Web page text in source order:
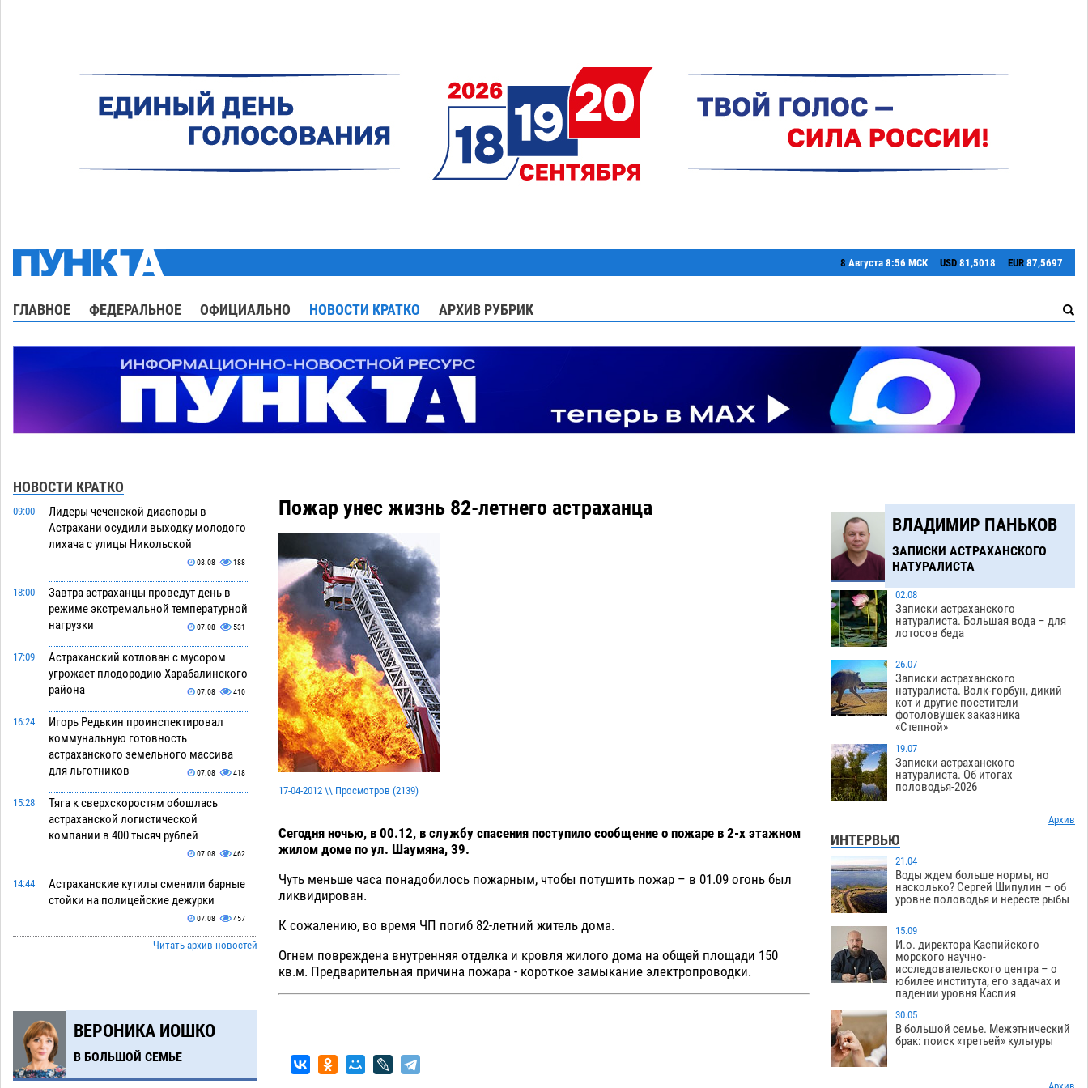
8 Августа 8:56 МСК USD 81,5018 EUR 87,5697
ГЛАВНОЕ ФЕДЕРАЛЬНОЕ ОФИЦИАЛЬНО НОВОСТИ КРАТКО АРХИВ РУБРИК
НОВОСТИ КРАТКО
09:00
Лидеры чеченской диаспоры в
Астрахани осудили выходку молодого
лихача с улицы Никольской
08.08 188
18:00
Завтра астраханцы проведут день в
режиме экстремальной температурной
нагрузки
07.08 531
17:09
Астраханский котлован с мусором
угрожает плодородию Харабалинского
района
07.08 410
16:24
Игорь Редькин проинспектировал
коммунальную готовность
астраханского земельного массива
для льготников
07.08 418
15:28
Тяга к сверхскоростям обошлась
астраханской логистической
компании в 400 тысяч рублей
07.08 462
14:44
Астраханские кутилы сменили барные
стойки на полицейские дежурки
07.08 457
С 11 августа астраханские водоемы
13:29
Астраханский аэропорт попробует
отбиться от ворон в апелляционном
суде
12:53
Астраханские археологи откопали
Читать архив новостей
ВЕРОНИКА ИОШКО
В БОЛЬШОЙ СЕМЬЕ
Пожар унес жизнь 82-летнего астраханца
17-04-2012 \\ Просмотров (2139)
Сегодня ночью, в 00.12, в службу спасения поступило сообщение о пожаре в 2-х этажном
жилом доме по ул. Шаумяна, 39.
Чуть меньше часа понадобилось пожарным, чтобы потушить пожар – в 01.09 огонь был
ликвидирован.
К сожалению, во время ЧП погиб 82-летний житель дома.
Огнем повреждена внутренняя отделка и кровля жилого дома на общей площади 150
кв.м. Предварительная причина пожара - короткое замыкание электропроводки.
ВЛАДИМИР ПАНЬКОВ
ЗАПИСКИ АСТРАХАНСКОГО
НАТУРАЛИСТА
02.08
Записки астраханского
натуралиста. Большая вода – для
лотосов беда
26.07
Записки астраханского
натуралиста. Волк-горбун, дикий
кот и другие посетители
фотоловушек заказника
«Степной»
19.07
Записки астраханского
натуралиста. Об итогах
половодья-2026
Архив
ИНТЕРВЬЮ
21.04
Воды ждем больше нормы, но
насколько? Сергей Шипулин – об
уровне половодья и нересте рыбы
15.09
И.о. директора Каспийского
морского научно-
исследовательского центра – о
юбилее института, его задачах и
падении уровня Каспия
30.05
В большой семье. Межэтнический
брак: поиск «третьей» культуры